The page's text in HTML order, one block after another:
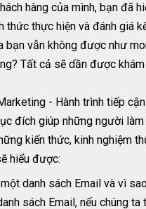
hàng của mình, bạn
thức thực hiện và đánh giá
bạn vẫn không được như
Tất cả sẽ dần được
- Hành trình tiếp
đích giúp những người
kiến thức, kinh nghiệm
hiểu được:
danh sách Email và vì
sách Email, nếu chúng